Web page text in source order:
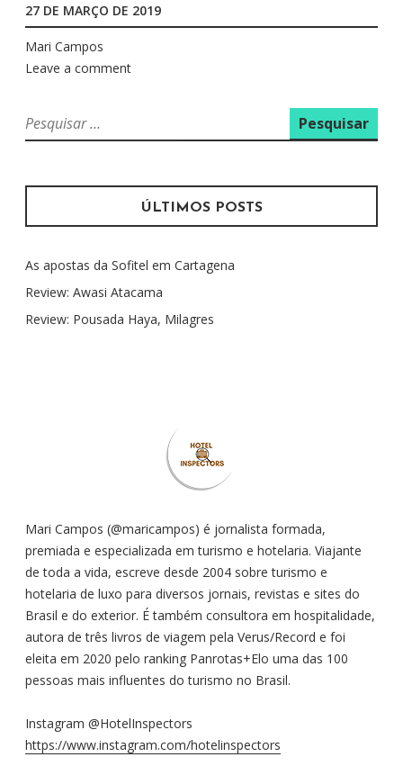
27 DE MARÇO DE 2019
Mari Campos
Leave a comment
P
e
q
i
a
r
p
ÚLTIMOS POSTS
As apostas da Sofitel em Cartagena
Review: Awasi Atacama
Review: Pousada Haya, Milagres
Mari Campos (@maricampos) é jornalista formada,
premiada e especializada em turismo e hotelaria. Viajante
de toda a vida, escreve desde 2004 sobre turismo e
hotelaria de luxo para diversos jornais, revistas e sites do
Brasil e do exterior. É também consultora em hospitalidade,
autora de três livros de viagem pela Verus/Record e foi
eleita em 2020 pelo ranking Panrotas+Elo uma das 100
pessoas mais influentes do turismo no Brasil.
Instagram @HotelInspectors
https://www.instagram.com/hotelinspectors